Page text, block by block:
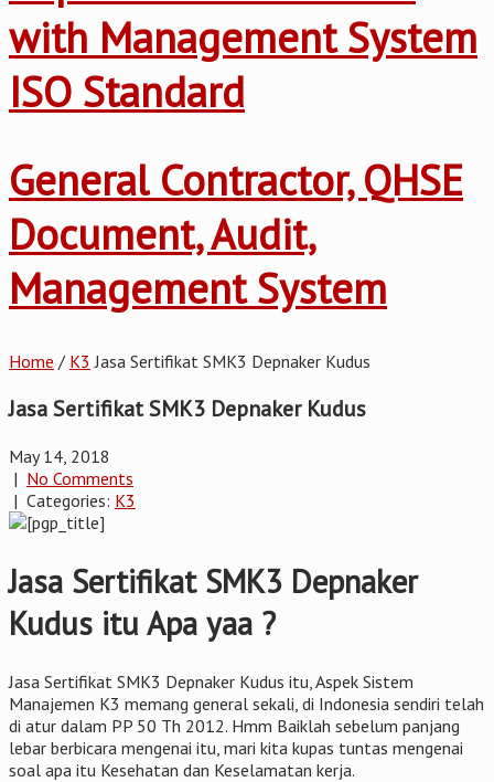
with Management System
ISO Standard
General Contractor, QHSE
Document, Audit,
Management System
Home / K3 Jasa Sertifikat SMK3 Depnaker Kudus
Jasa Sertifikat SMK3 Depnaker Kudus
May 14, 2018
| No Comments
| Categories: K3
Jasa Sertifikat SMK3 Depnaker
Kudus itu Apa yaa ?
Jasa Sertifikat SMK3 Depnaker Kudus itu, Aspek Sistem
Manajemen K3 memang general sekali, di Indonesia sendiri telah
di atur dalam PP 50 Th 2012. Hmm Baiklah sebelum panjang
lebar berbicara mengenai itu, mari kita kupas tuntas mengenai
soal apa itu Kesehatan dan Keselamatan kerja.